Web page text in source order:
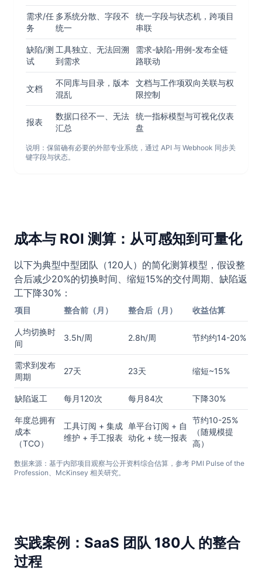
需求/任
务
多系统分散、字段不
统一
统一字段与状态机，跨项目
串联
缺陷/测
试
工具独立、无法回溯
到需求
需求-缺陷-用例-发布全链
路联动
文档
不同库与目录，版本
混乱
文档与工作项双向关联与权
限控制
报表
数据口径不一、无法
汇总
统一指标模型与可视化仪表
盘
说明：保留确有必要的外部专业系统，通过 API 与 Webhook 同步关
键字段与状态。
成本与 ROI 测算：从可感知到可量化
以下为典型中型团队（120人）的简化测算模型，假设整
合后减少20%的切换时间、缩短15%的交付周期、缺陷返
工下降30%：
项目 整合前（月） 整合后（月） 收益估算
人均切换时
间
3.5h/周 2.8h/周 节约约14-20%
需求到发布
周期
27天 23天 缩短~15%
缺陷返工 每月120次 每月84次 下降30%
年度总拥有
成本
（TCO）
工具订阅 + 集成
维护 + 手工报表
单平台订阅 + 自
动化 + 统一报表
节约10-25%
（随规模提
高）
数据来源：基于内部项目观察与公开资料综合估算，参考 PMI Pulse of the
Profession、McKinsey 相关研究。
实践案例：SaaS 团队 180人 的整合
过程